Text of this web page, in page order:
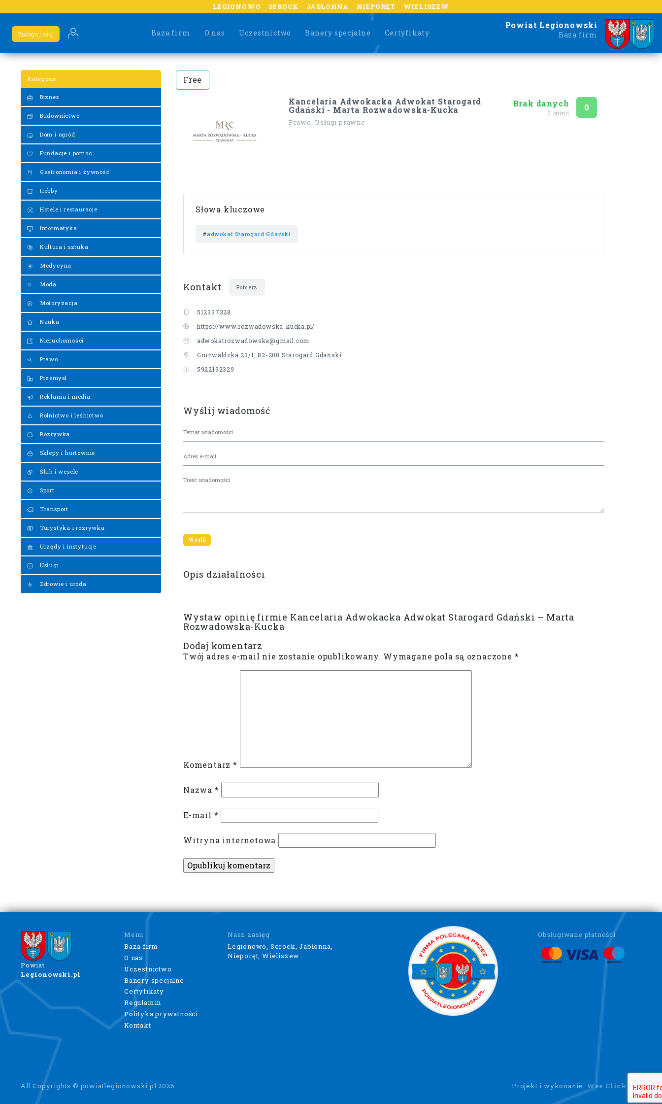
LEGIONOWO SEROCK JABŁONNA NIEPORĘT WIELISZEW
Baza firm O nas Uczestnictwo Banery specjalne Certyfikaty
Zaloguj się
Powiat Legionowski
Baza firm
Kategorie
Biznes
Budownictwo
Dom i ogród
Fundacje i pomoc
Gastronomia i żywność
Hobby
Hotele i restauracje
Informatyka
Kultura i sztuka
Medycyna
Moda
Motoryzacja
Nauka
Nieruchomości
Prawo
Przemysł
Reklama i media
Rolnictwo i leśnictwo
Rozrywka
Sklepy i hurtownie
Ślub i wesele
Sport
Transport
Turystyka i rozrywka
Urzędy i instytucje
Usługi
Zdrowie i uroda
Free
Kancelaria Adwokacka Adwokat Starogard
Gdański - Marta Rozwadowska-Kucka
Prawo, Usługi prawne
Brak danych
0 opinii
Ocena
0
Słowa kluczowe
#adwokat Starogard Gdański
Kontakt Pobierz
512337328
https://www.rozwadowska-kucka.pl/
adwokatrozwadowska@gmail.com
Grunwaldzka 23/1, 83-200 Starogard Gdański
5922192329
Wyślij wiadomość
Opis działalności
Wystaw opinię firmie Kancelaria Adwokacka Adwokat Starogard Gdański – Marta
Rozwadowska-Kucka
Dodaj komentarz
Twój adres e-mail nie zostanie opublikowany. Wymagane pola są oznaczone *
Komentarz*
Nazwa *
E-mail *
Witryna internetowa
Powiat
Legionowski.pl
Menu
Baza firm
O nas
Uczestnictwo
Banery specjalne
Certyfikaty
Regulamin
Polityka prywatności
Kontakt
Nasz zasięg
Legionowo, Serock, Jabłonna,
Nieporęt, Wieliszew
Obsługiwane płatności
All Copyrights © powiatlegionowski.pl 2026 Projekt i wykonanie: Wee Click